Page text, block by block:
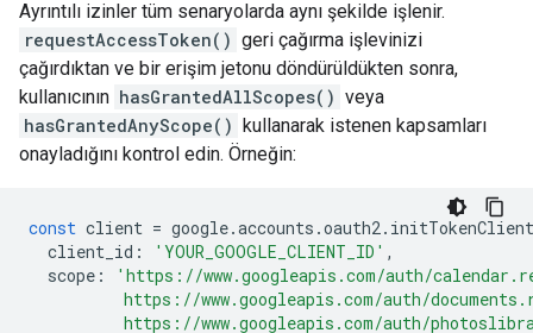
Ayrıntılı izinler tüm senaryolarda aynı şekilde işlenir.
requestAccessToken() geri çağırma işlevinizi
çağırdıktan ve bir erişim jetonu döndürüldükten sonra,
kullanıcının hasGrantedAllScopes() veya
hasGrantedAnyScope() kullanarak istenen kapsamları
onayladığını kontrol edin. Örneğin:
const client = google.accounts .oauth2. initTokenClient
client_id : 'YOUR_GOOGLE_CLIENT_ID' ,
scope :
'https://www.googleapis.com/auth/
https://www.googleapis.com/auth/
https://www.googleapis.com/auth/